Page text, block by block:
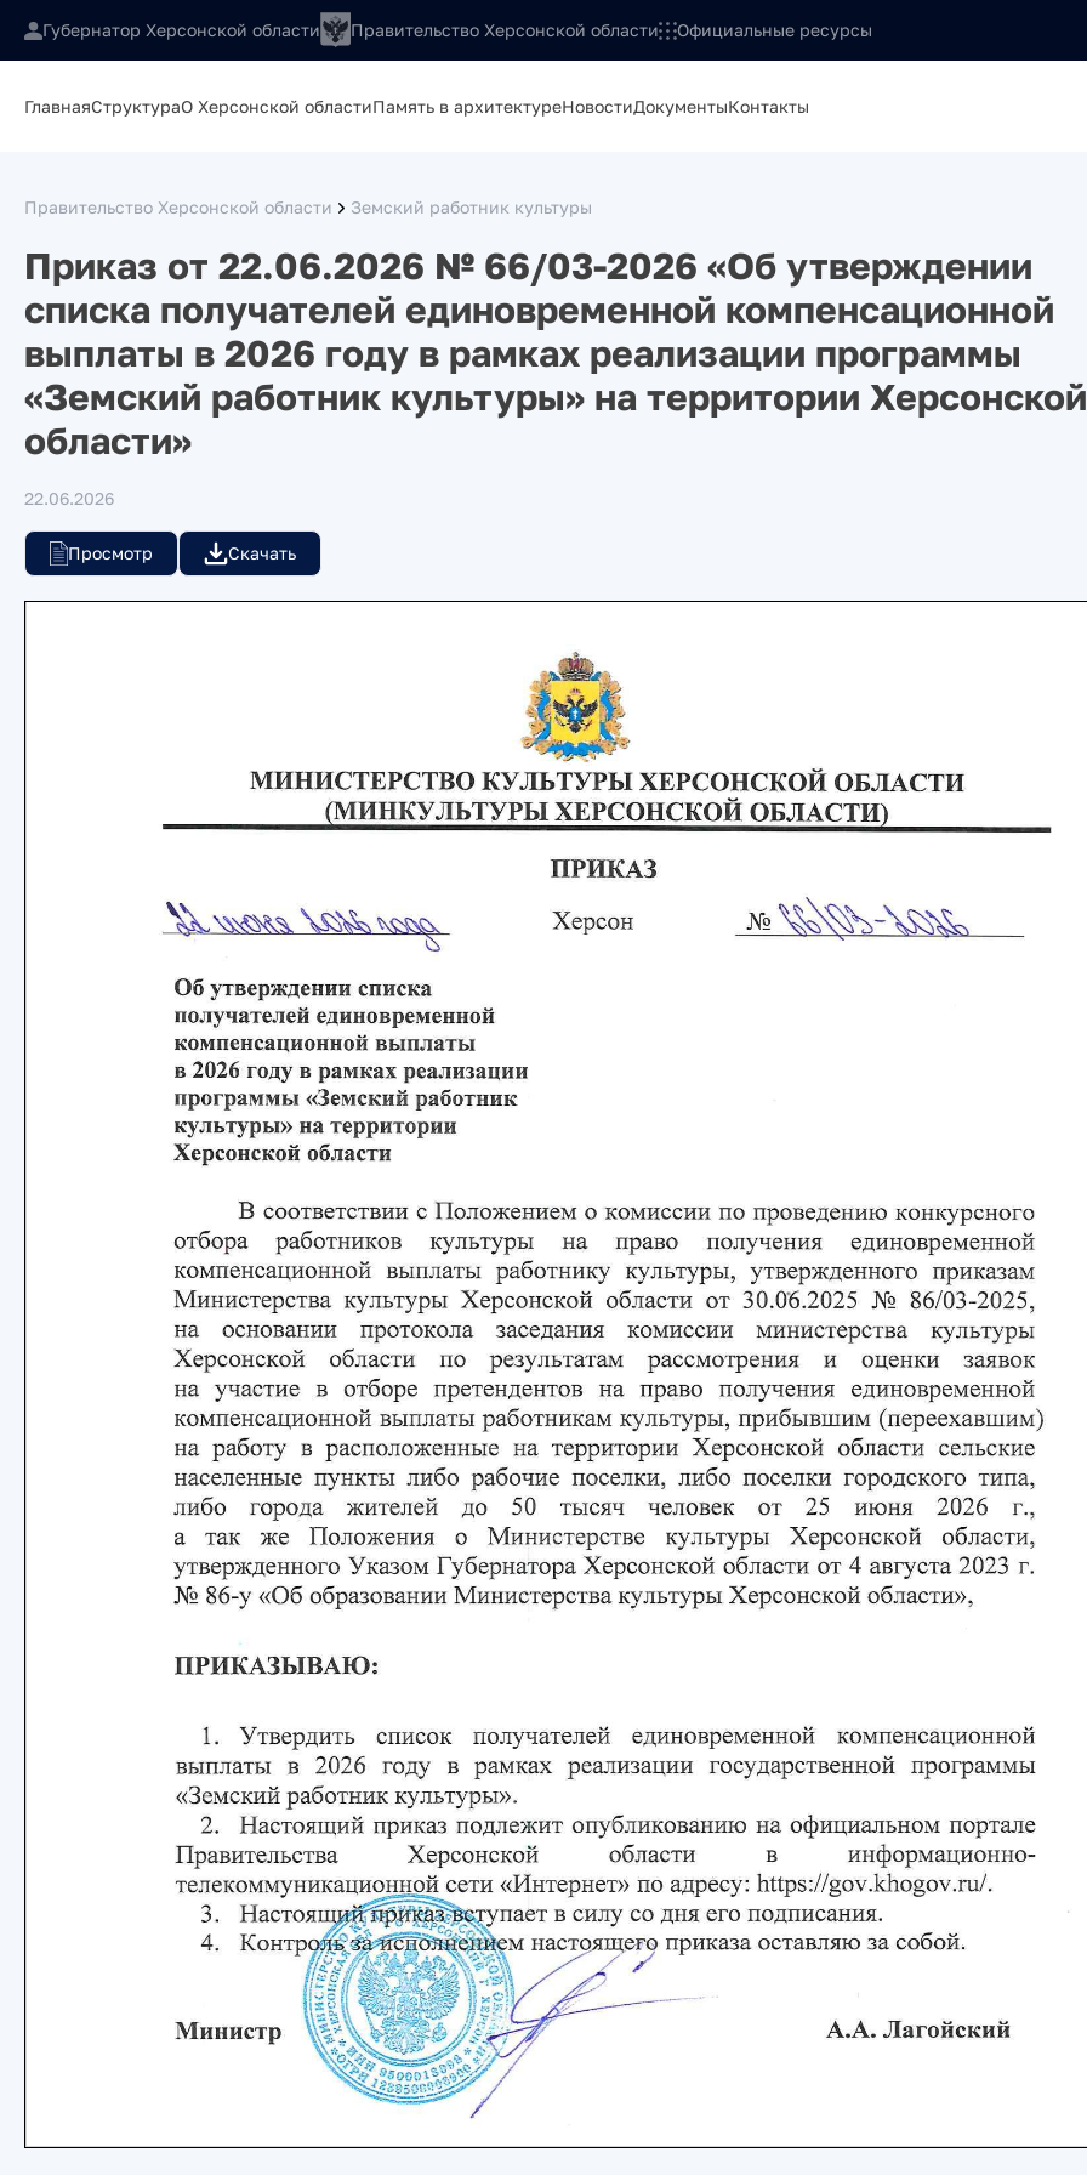
Губернатор Херсонской области Правительство Херсонской области Официальные ресурсы
ГлавнаяСтруктураО Херсонской областиПамять в архитектуреНовостиДокументыКонтакты
Правительство Херсонской области Земский работник культуры
Приказ от 22.06.2026 № 66/03-2026 «Об утверждении
списка получателей единовременной компенсационной
выплаты в 2026 году в рамках реализации программы
«Земский работник культуры» на территории Херсонской
области»
22.06.2026
Просмотр Скачать